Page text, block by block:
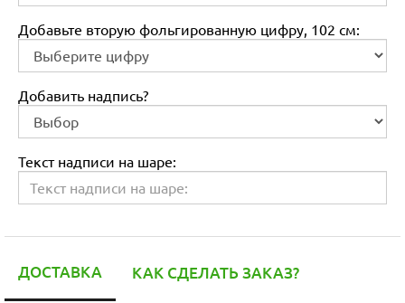
Добавьте вторую фольгированную цифру, 102 см:
Добавить надпись?
Текст надписи на шаре:
ДОСТАВКА КАК СДЕЛАТЬ ЗАКАЗ?